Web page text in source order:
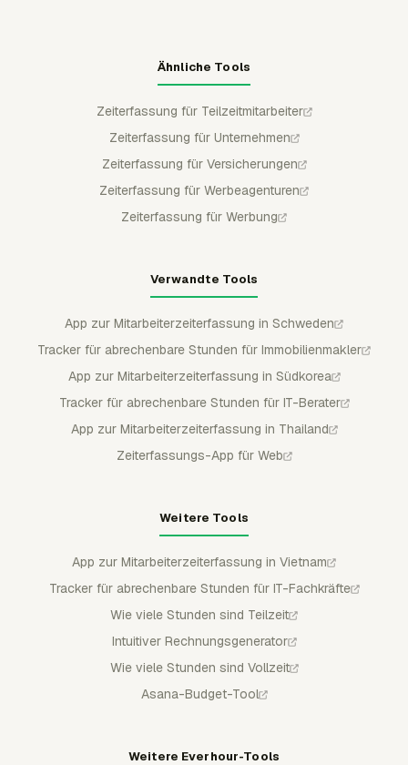
Ähnliche Tools
Zeiterfassung für Teilzeitmitarbeiter
Zeiterfassung für Unternehmen
Zeiterfassung für Versicherungen
Zeiterfassung für Werbeagenturen
Zeiterfassung für Werbung
Verwandte Tools
App zur Mitarbeiterzeiterfassung in Schweden
Tracker für abrechenbare Stunden für Immobilienmakler
App zur Mitarbeiterzeiterfassung in Südkorea
Tracker für abrechenbare Stunden für IT-Berater
App zur Mitarbeiterzeiterfassung in Thailand
Zeiterfassungs-App für Web
Weitere Tools
App zur Mitarbeiterzeiterfassung in Vietnam
Tracker für abrechenbare Stunden für IT-Fachkräfte
Wie viele Stunden sind Teilzeit
Intuitiver Rechnungsgenerator
Wie viele Stunden sind Vollzeit
Asana-Budget-Tool
Weitere Everhour-Tools